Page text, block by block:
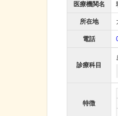
医療機関名
所在地
電話
診療科目
特徴